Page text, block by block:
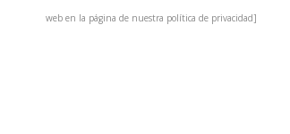
web en la página de nuestra política de privacidad]